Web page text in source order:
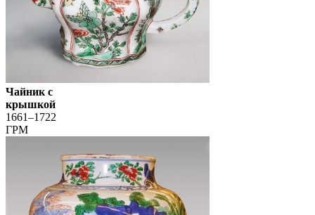
Чайник с
крышкой
1661–1722
ГРМ